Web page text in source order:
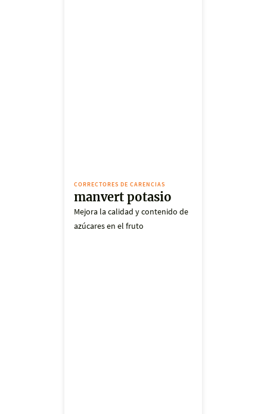
CORRECTORES DE CARENCIAS
manvert potasio
Mejora la calidad y contenido de
azúcares en el fruto